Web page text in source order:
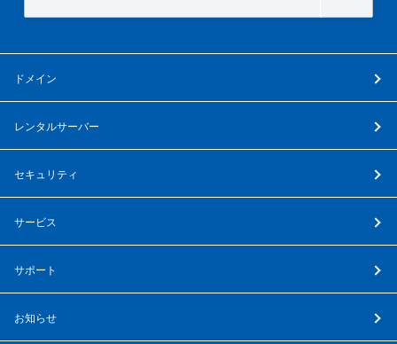
ドメイン
レンタルサーバー
セキュリティ
サービス
サポート
お知らせ